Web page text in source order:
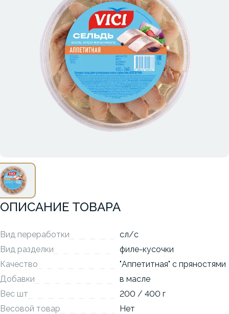
ОПИСАНИЕ ТОВАРА
Вид переработки
сл/с
Вид разделки
филе-кусочки
Качество
"Аппетитная" с пряностями
Добавки
в масле
Вес шт
200 / 400 г
Весовой товар
Нет